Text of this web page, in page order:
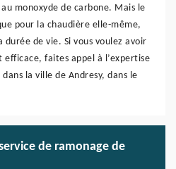
monoxyde de carbone. Mais le
pour la chaudière elle-même,
de vie. Si vous voulez avoir
faites appel à l’expertise
la ville de Andresy, dans le
de ramonage de